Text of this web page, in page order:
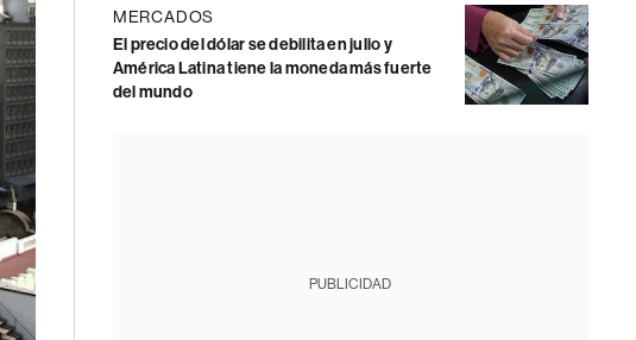
MERCADOS
El precio del dólar se debilita en julio y
América Latina tiene la moneda más fuerte
del mundo
PUBLICIDAD